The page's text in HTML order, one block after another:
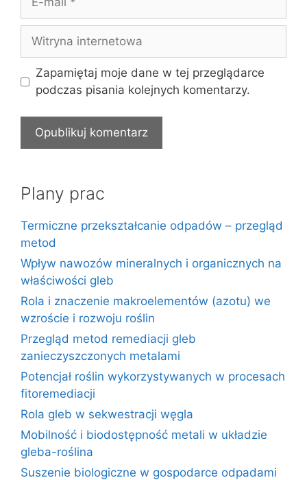
Witryna
internetowa
Zapamiętaj moje dane w tej przeglądarce
podczas pisania kolejnych komentarzy.
Plany prac
Termiczne przekształcanie odpadów – przegląd
metod
Wpływ nawozów mineralnych i organicznych na
właściwości gleb
Rola i znaczenie makroelementów (azotu) we
wzroście i rozwoju roślin
Przegląd metod remediacji gleb
zanieczyszczonych metalami
Potencjał roślin wykorzystywanych w procesach
fitoremediacji
Rola gleb w sekwestracji węgla
Mobilność i biodostępność metali w układzie
gleba-roślina
Suszenie biologiczne w gospodarce odpadami